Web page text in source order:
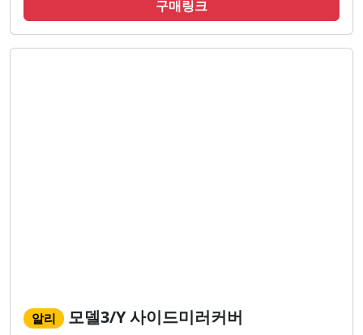
구매링크
알리 모델3/Y 사이드미러커버